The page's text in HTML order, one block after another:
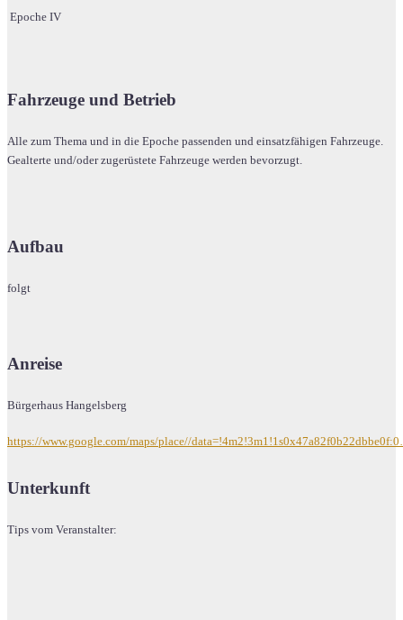
Epoche IV
Fahrzeuge und Betrieb
Alle zum Thema und in die Epoche passenden und einsatzfähigen Fahrzeuge.
Gealterte und/oder zugerüstete Fahrzeuge werden bevorzugt.
Aufbau
folgt
Anreise
Bürgerhaus Hangelsberg
https://www.google.com/maps/place//
Unterkunft
Tips vom Veranstalter: